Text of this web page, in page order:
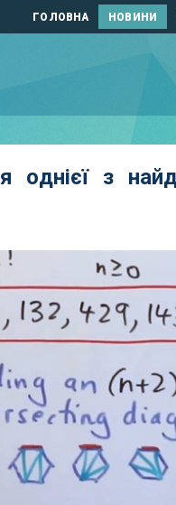
ГОЛОВНА НОВИНИ
однієї з